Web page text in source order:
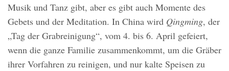
Musik und Tanz gibt, aber es gibt auch Momente des
Gebets und der Meditation. In China wird Qingming, der
„Tag der Grabreinigung“, vom 4. bis 6. April gefeiert,
wenn die ganze Familie zusammenkommt, um die Gräber
ihrer Vorfahren zu reinigen, und nur kalte Speisen zu